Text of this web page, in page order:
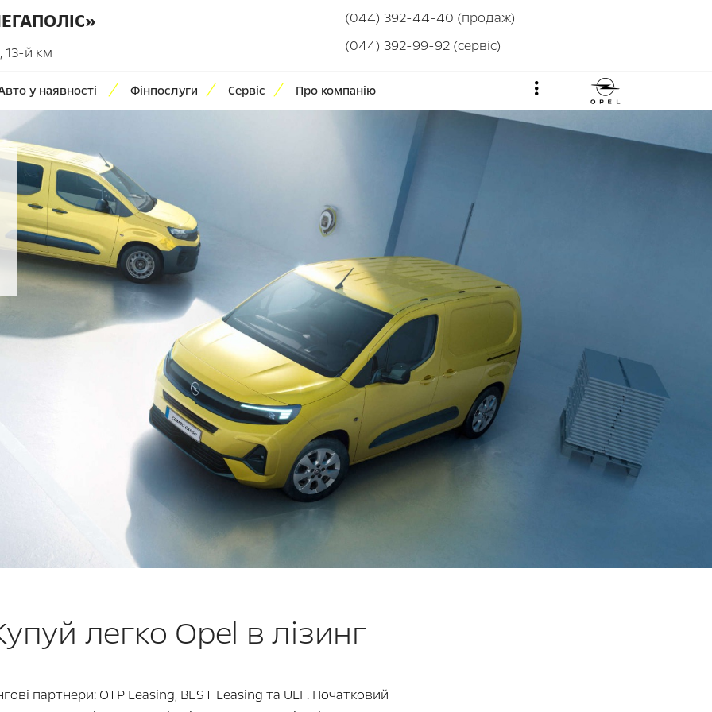
13-й км
(044) 392-44-40 (продаж)
(044) 392-99-92 (сервіс)
у наявності Фінпослуги Сервіс Про компанію
легко Opel в лізинг
партнери: OTP Leasing, BEST Leasing та ULF. Початковий